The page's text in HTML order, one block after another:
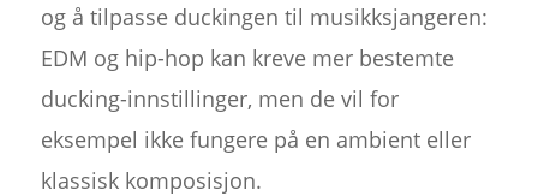
og å tilpasse duckingen til musikksjangeren:
EDM og hip-hop kan kreve mer bestemte
ducking-innstillinger, men de vil for
eksempel ikke fungere på en ambient eller
klassisk komposisjon.